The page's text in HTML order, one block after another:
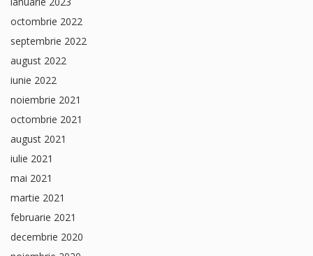
octombrie 2022
septembrie 2022
august 2022
iunie 2022
noiembrie 2021
octombrie 2021
august 2021
iulie 2021
mai 2021
martie 2021
februarie 2021
decembrie 2020